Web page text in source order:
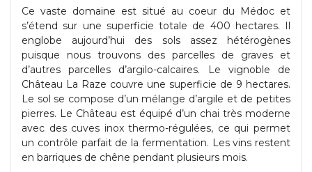
Ce vaste domaine est situé au coeur du Médoc et
s’étend sur une superficie totale de 400 hectares. Il
englobe aujourd’hui des sols assez hétérogènes
puisque nous trouvons des parcelles de graves et
d’autres parcelles d’argilo-calcaires. Le vignoble de
Château La Raze couvre une superficie de 9 hectares.
Le sol se compose d’un mélange d’argile et de petites
pierres. Le Château est équipé d’un chai très moderne
avec des cuves inox thermo-régulées, ce qui permet
un contrôle parfait de la fermentation. Les vins restent
en barriques de chêne pendant plusieurs mois.